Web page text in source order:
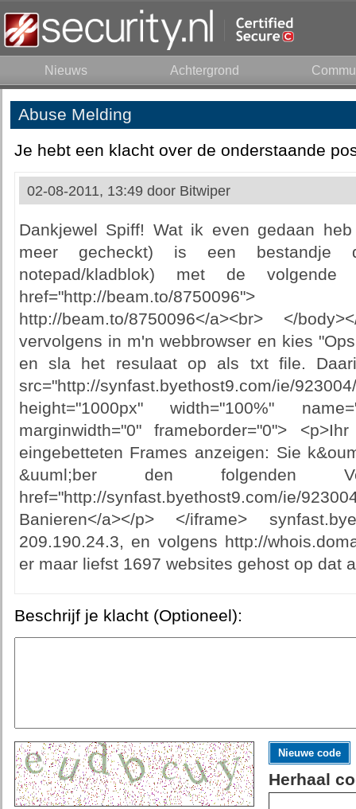
Nieuws Achtergrond
Abuse Melding
Je hebt een klacht over de onderstaande
02-08-2011, 13:49 door Bitwiper
Dankjewel Spiff! Wat ik even gedaan
meer gecheckt) is een bestandje
notepad/kladblok) met de volgende
href="http://beam.to/
http://beam.to/8750096</a><br> </
vervolgens in m'n webbrowser en kies
en sla het resulaat op als txt file.
src="http://synfast.byethost9.com/ie/
height="1000px" width="100%"
marginwidth="0" frameborder="0">
eingebetteten Frames anzeigen: Sie
&uuml;ber den folgenden
href="http://synfast.byethost9.com/ie/
Banieren</a></p> </iframe>
209.190.24.3, en volgens http://
er maar liefst 1697 websites gehost op dat
Beschrijf je klacht (Optioneel):
Nieuwe code
Herhaal